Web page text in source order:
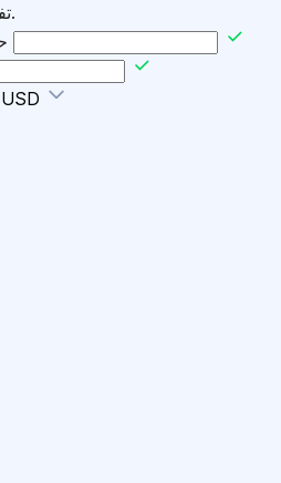
تفعيله بعد 48 ساعة من الدفع.
35 000 USD